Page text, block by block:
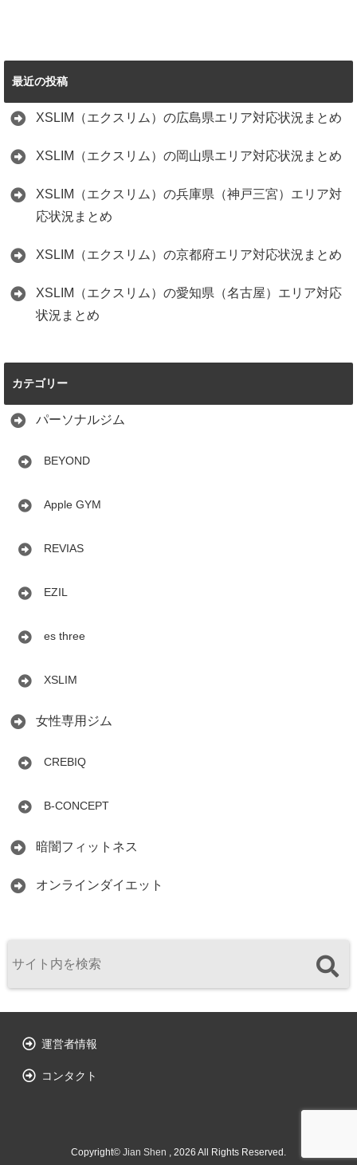
最近の投稿
XSLIM（エクスリム）の広島県エリア対応状況まとめ
XSLIM（エクスリム）の岡山県エリア対応状況まとめ
XSLIM（エクスリム）の兵庫県（神戸三宮）エリア対
応状況まとめ
XSLIM（エクスリム）の京都府エリア対応状況まとめ
XSLIM（エクスリム）の愛知県（名古屋）エリア対応
状況まとめ
カテゴリー
パーソナルジム
BEYOND
Apple GYM
REVIAS
EZIL
es three
XSLIM
女性専用ジム
CREBIQ
B-CONCEPT
暗闇フィットネス
オンラインダイエット
運営者情報
コンタクト
Copyright© Jian Shen , 2026 All Rights Reserved.